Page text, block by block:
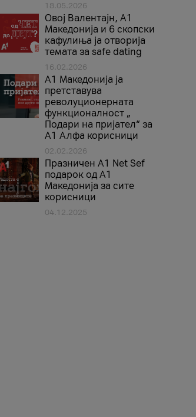
18.05.2026
Овој Валентајн, A1
Македонија и 6 скопски
кафулиња ја отворија
темата за safe dating
16.02.2026
А1 Македонија ја
претставува
револуционерната
функционалност „
Подари на пријател“ за
А1 Алфа корисници
02.02.2026
Празничен A1 Net Sеf
подарок од А1
Македонија за сите
корисници
04.12.2025